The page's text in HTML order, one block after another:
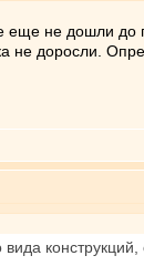
не дошли
доросли.